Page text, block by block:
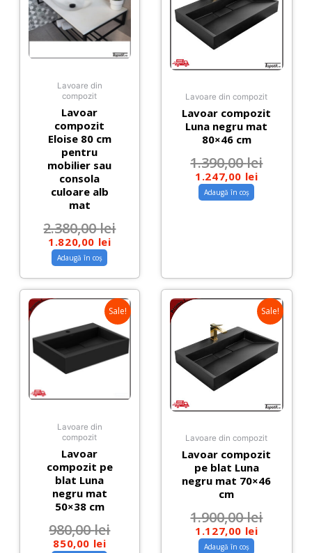
Lavoare din
compozit
Lavoar
compozit
Eloise 80 cm
pentru
mobilier sau
consola
culoare alb
mat
2.380,00lei
1.820,00 lei
Adaugă în coș
Lavoare din compozit
Lavoar compozit
Luna negru mat
80×46 cm
1.390,00lei
1.247,00 lei
Adaugă în coș
Sale!
Lavoare din
compozit
Lavoar
compozit pe
blat Luna
negru mat
50×38 cm
980,00lei
850,00 lei
Sale!
Lavoare din compozit
Lavoar compozit
pe blat Luna
negru mat 70×46
cm
1.900,00lei
1.127,00 lei
Adaugă în coș